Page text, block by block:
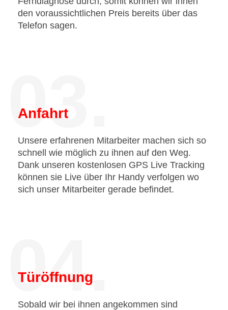
den voraussichtlichen Preis bereits über das
Telefon sagen.
03.
Anfahrt
Unsere erfahrenen Mitarbeiter machen sich so
schnell wie möglich zu ihnen auf den Weg.
Dank unseren kostenlosen GPS Live Tracking
können sie Live über Ihr Handy verfolgen wo
sich unser Mitarbeiter gerade befindet.
04.
Türöffnung
Sobald wir bei ihnen angekommen sind